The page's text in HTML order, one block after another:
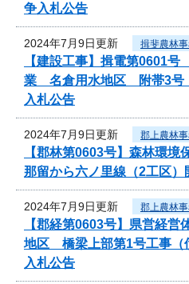
争入札公告
2024年7月9日更新 揖斐農林
【建設工事】揖電第0601
業 名倉用水地区 附帯3号
入札公告
2024年7月9日更新 郡上農林
【郡林第0603号】森林環
那留から六ノ里線（2工区）
2024年7月9日更新 郡上農林
【郡経第0603号】県営経
地区 橋梁上部第1号工事（
入札公告